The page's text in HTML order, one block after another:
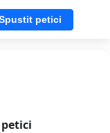
petici